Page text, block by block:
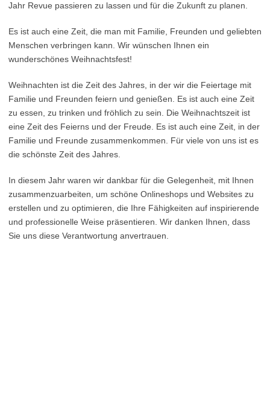
Jahr Revue passieren zu lassen und für die Zukunft zu planen.
Es ist auch eine Zeit, die man mit Familie, Freunden und geliebten
Menschen verbringen kann. Wir wünschen Ihnen ein
wunderschönes Weihnachtsfest!
Weihnachten ist die Zeit des Jahres, in der wir die Feiertage mit
Familie und Freunden feiern und genießen. Es ist auch eine Zeit
zu essen, zu trinken und fröhlich zu sein. Die Weihnachtszeit ist
eine Zeit des Feierns und der Freude. Es ist auch eine Zeit, in der
Familie und Freunde zusammenkommen. Für viele von uns ist es
die schönste Zeit des Jahres.
In diesem Jahr waren wir dankbar für die Gelegenheit, mit Ihnen
zusammenzuarbeiten, um schöne Onlineshops und Websites zu
erstellen und zu optimieren, die Ihre Fähigkeiten auf inspirierende
und professionelle Weise präsentieren. Wir danken Ihnen, dass
Sie uns diese Verantwortung anvertrauen.